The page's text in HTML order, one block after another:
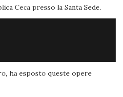
Ceca presso la Santa Sede.
ha esposto queste opere